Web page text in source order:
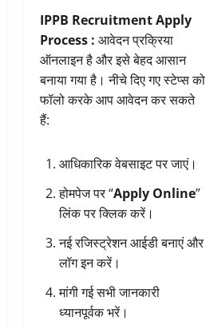
IPPB Recruitment Apply
Process : आवेदन प्रक्रिया
ऑनलाइन है और इसे बेहद आसान
बनाया गया है। नीचे दिए गए स्टेप्स को
फॉलो करके आप आवेदन कर सकते
हैं:
आधिकारिक वेबसाइटपर जाएं।
होमपेज पर “Apply Online”
लिंक पर क्लिक करें।
नई रजिस्ट्रेशन आईडी बनाएं और
लॉग इन करें।
मांगी गई सभी जानकारी
ध्यानपूर्वक भरें।